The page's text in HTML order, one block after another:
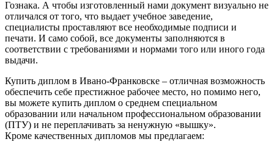
Гознака. А чтобы изготовленный нами документ визуально не
отличался от того, что выдает учебное заведение,
специалисты проставляют все необходимые подписи и
печати. И само собой, все документы заполняются в
соответствии с требованиями и нормами того или иного года
выдачи.
Купить диплом в Ивано-Франковске – отличная возможность
обеспечить себе престижное рабочее место, но помимо него,
вы можете купить диплом о среднем специальном
образовании или начальном профессиональном образовании
(ПТУ) и не переплачивать за ненужную «вышку».
Кроме качественных дипломов мы предлагаем: